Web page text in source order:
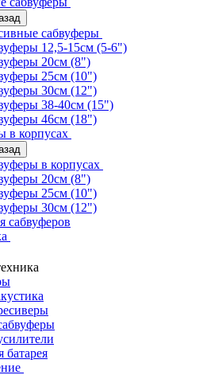
сабвуферы
12,5-15см (5-6")
20см (8")
25см (10")
30см (12")
38-40см (15")
46см (18")
в корпусах
в корпусах
20см (8")
25см (10")
30см (12")
сабвуферов
батарея